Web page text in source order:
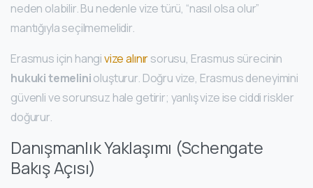
neden olabilir. Bu nedenle vize türü, “nasıl olsa olur”
mantığıyla seçilmemelidir.
Erasmus için hangivize alınırsorusu, Erasmus sürecinin
hukuki temelinioluşturur. Doğru vize, Erasmus deneyimini
güvenli ve sorunsuz hale getirir; yanlış vize ise ciddi riskler
doğurur.
Danışmanlık Yaklaşımı (Schengate
Bakış Açısı)